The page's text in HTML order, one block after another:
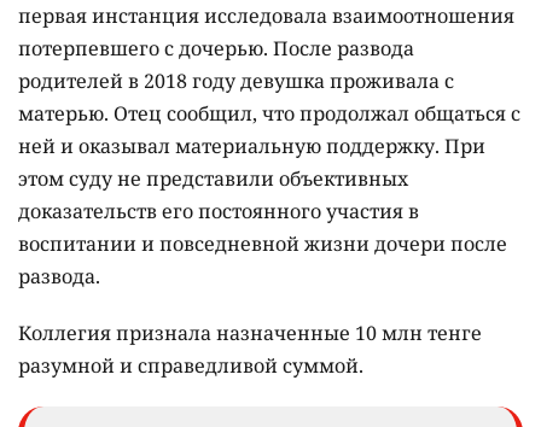
первая инстанция исследовала взаимоотношения
потерпевшего с дочерью. После развода
родителей в 2018 году девушка проживала с
матерью. Отец сообщил, что продолжал общаться с
ней и оказывал материальную поддержку. При
этом суду не представили объективных
доказательств его постоянного участия в
воспитании и повседневной жизни дочери после
развода.
Коллегия признала назначенные 10 млн тенге
разумной и справедливой суммой.